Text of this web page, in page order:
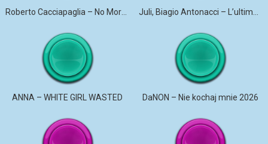
Roberto Cacciapaglia – No More Violence
ANNA – WHITE GIRL WASTED DaNON – Nie kochaj mnie 2026